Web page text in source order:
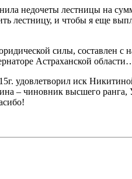
недочеты лестницы на
лестницу, и чтобы я еще
силы, составлен
Астраханской
удовлетворил иск
– чиновник высшего